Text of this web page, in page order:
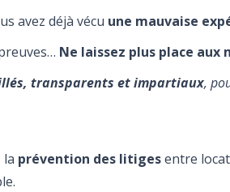
avez déjà vécu une mauvaise
Ne laissez plus place aux
transparents et impartiaux,
la prévention des litigesentre